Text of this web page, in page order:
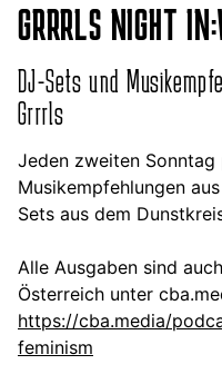
GRRRLS NIGHT
DJ-Sets und
Grrrls
Jeden zweiten
Musikempfehlungen
Sets aus dem
Alle Ausgaben sind
Österreich unter
https://cba.media/
feminism